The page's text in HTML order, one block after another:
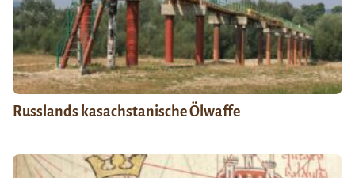
Russlands kasachstanische Ölwaffe